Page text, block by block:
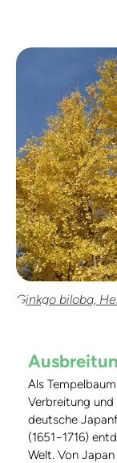
Ginkgo biloba,
Als
Verbreitung und
deutsche
(1651−1716)
Welt. Von